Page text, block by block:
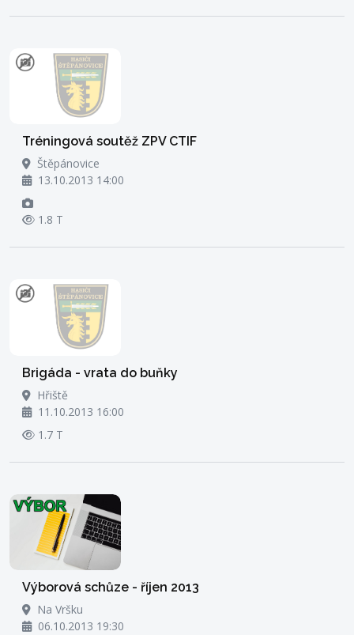
Tréningová soutěž ZPV CTIF
Štěpánovice
13.10.2013 14:00
1.8 T
Brigáda - vrata do buňky
Hřiště
11.10.2013 16:00
1.7 T
Výborová schůze - říjen 2013
Na Vršku
06.10.2013 19:30